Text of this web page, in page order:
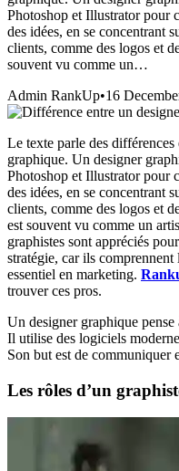
Photoshop et Illustrator pour
des idées, en se concentrant
clients, comme des logos et
souvent vu comme un…
Admin RankUp•16
Le texte parle des
graphique. Un designer
Photoshop et Illustrator pour
des idées, en se concentrant
clients, comme des logos et
est souvent vu comme un
graphistes sont appréciés
stratégie, car ils
essentiel en marketing.
trouver ces pros.
Un designer graphique pense
Il utilise des logiciels
Son but est de communiquer
Les rôles d’un